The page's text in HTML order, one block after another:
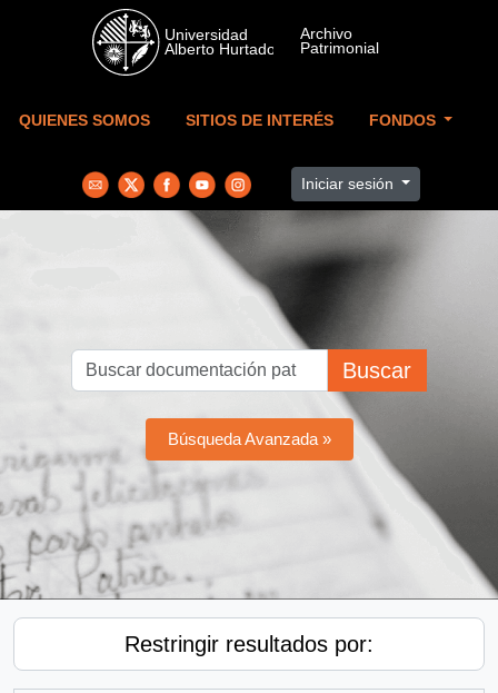
Skip to main content
QUIENES SOMOS SITIOS DE INTERÉS FONDOS
Iniciar sesión
Buscar
Búsqueda Avanzada »
Restringir resultados por: